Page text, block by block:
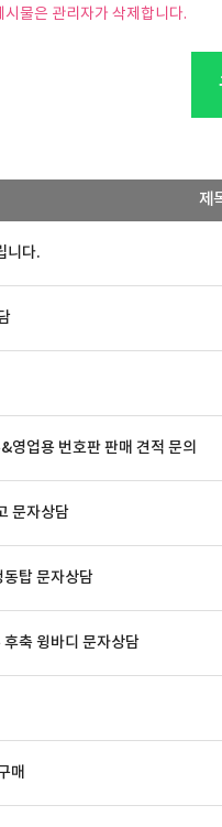
물은 관리자가 삭제합니다.
제
니다.
영업용 번호판 판매 견적 문의
문자상담
탑 문자상담
축 윙바디 문자상담
매